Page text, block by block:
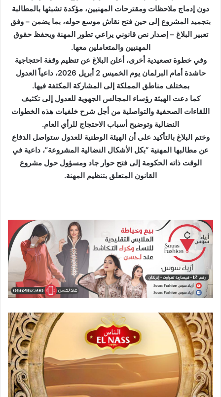
دون إدماج ملاحظات ومقترحات المهنيين، مؤكدة تشبثها بالمطالبة
بتجميد المشروع إلى حين فتح نقاش موسع حوله، بما يضمن – وفق
تعبير البلاغ – إصدار نص قانوني يراعي تطور المهنة ويحفظ حقوق
المهنيين والمتعاملين معها.
وفي خطوة تصعيدية أخرى، أعلن البلاغ عن تنظيم وقفة احتجاجية
حاشدة أمام البرلمان يوم الخميس 2 أبريل 2026، داعياً العدول
بمختلف مناطق المملكة إلى المشاركة المكثفة فيها.
كما دعت الهيئة رؤساء المجالس الجهوية للعدول إلى تكثيف
اللقاءات الصحفية والتواصلية من أجل شرح خلفيات هذه الخطوات
النضالية وتوضيح أسباب الاحتجاج للرأي العام.
وختم البلاغ بالتأكيد على أن الهيئة الوطنية للعدول ستواصل الدفاع
عن مطالبها المهنية “بكل الأشكال النضالية المشروعة”، داعية في
الوقت ذاته الحكومة إلى فتح حوار جاد ومسؤول حول مشروع
القانون المتعلق بتنظيم المهنة.